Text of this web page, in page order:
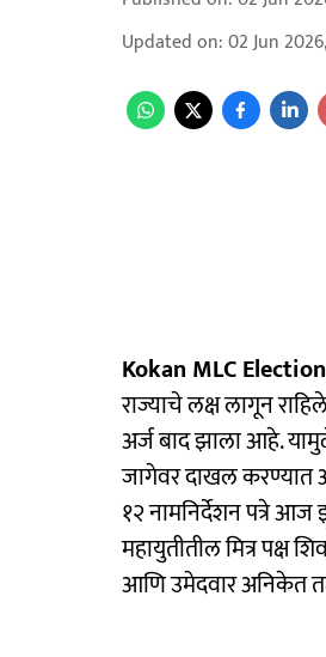
Updated on:02 Jun
Kokan MLC
राज्याचे लक्ष लागून
अर्ज बाद झाला आहे.
जागेवर दाखल करण्यात
१२ नामनिर्देशन पत्रे
महायुतीतील मित्र
आणि उमेदवार अनिकेत